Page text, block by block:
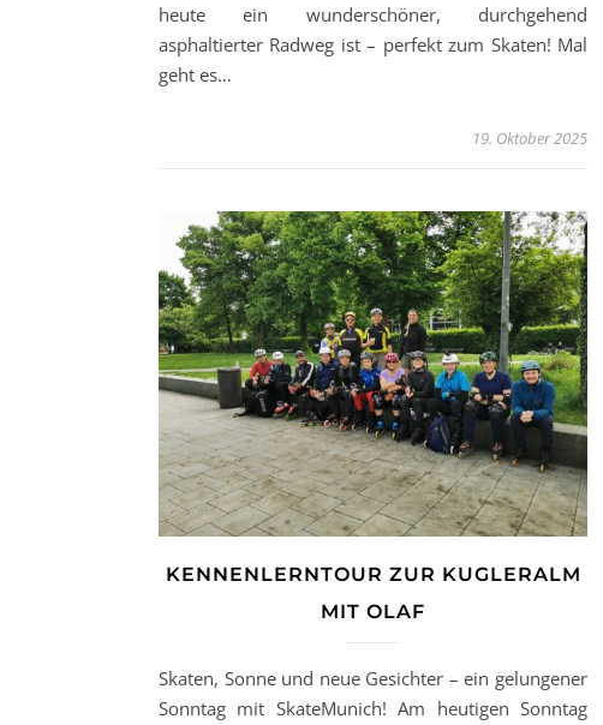
heute ein wunderschöner, durchgehend
asphaltierter Radweg ist – perfekt zum Skaten! Mal
geht es…
19. Oktober 2025
KENNENLERNTOUR ZUR KUGLERALM
MIT OLAF
Skaten, Sonne und neue Gesichter – ein gelungener
Sonntag mit SkateMunich! Am heutigen Sonntag